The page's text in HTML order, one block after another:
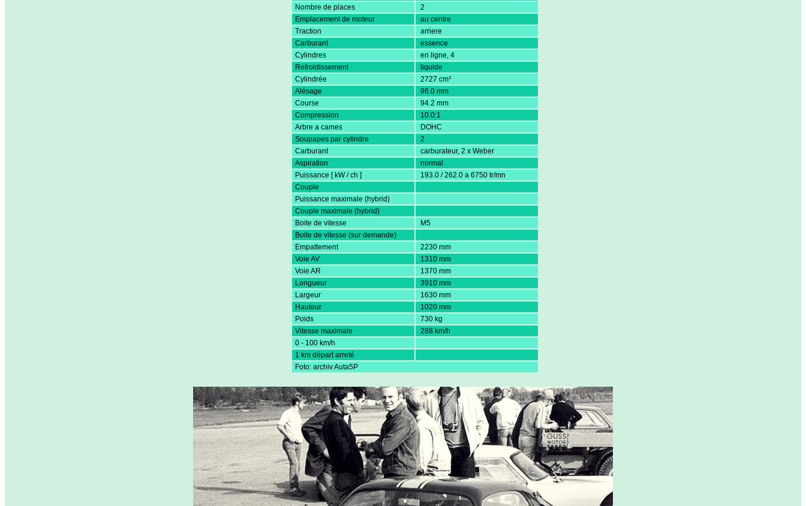
Nombre de places
2
Emplacement de moteur
au centre
Traction
arriere
Carburant
essence
Cylindres
en ligne, 4
Refroidissement
liquide
Cylindrée
2727 cm³
Alésage
96.0 mm
Course
94.2 mm
Compression
10.0:1
Arbre a cames
DOHC
Soupapes par cylindre
2
Carburant
carburateur, 2 x Weber
Aspiration
normal
Puissance [ kW / ch ]
193.0 / 262.0 a 6750 tr/mn
Couple
Puissance maximale (hybrid)
Couple maximale (hybrid)
Boite de vitesse
M5
Boite de vitesse (sur demande)
Empattement
2230 mm
Voie AV
1310 mm
Voie AR
1370 mm
Longueur
3910 mm
Largeur
1630 mm
Hauteur
1020 mm
Poids
730 kg
Vitesse maximale
288 km/h
0 - 100 km/h
1 km départ arreté
Foto: archiv Auta5P